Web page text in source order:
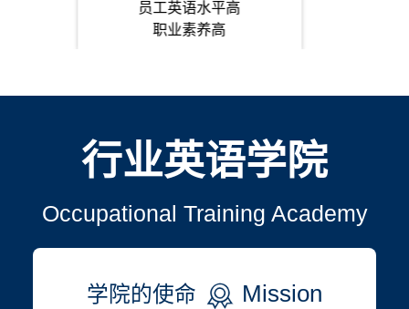
精通国际商贸脉络
国际交流游刃有余
行业英语学院
Occupational Training Academy
学院的使命 Mission